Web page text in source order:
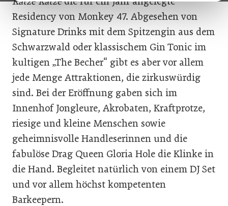
Residency von Monkey 47. Abgesehen von
Signature Drinks mit dem Spitzengin aus dem
Schwarzwald oder klassischem Gin Tonic im
kultigen „The Becher“ gibt es aber vor allem
jede Menge Attraktionen, die zirkuswürdig
sind. Bei der Eröffnung gaben sich im
Innenhof Jongleure, Akrobaten, Kraftprotze,
riesige und kleine Menschen sowie
geheimnisvolle Handleserinnen und die
fabulöse Drag Queen Gloria Hole die Klinke in
die Hand. Begleitet natürlich von einem DJ Set
und vor allem höchst kompetenten
Barkeepern.